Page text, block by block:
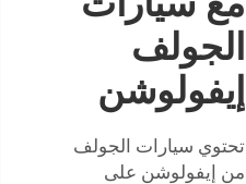
الجولف
إيفولوشن
تحتوي سيارات الجولف
من إيفولوشن على